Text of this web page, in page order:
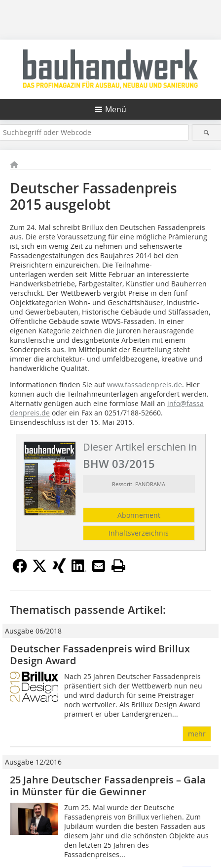
Menü
Deutscher Fassadenpreis
2015 ausgelobt
Zum 24. Mal schreibt Brillux den Deutschen Fassadenpreis
aus. Die erste Voraussetzung für eine mögliche Prämierung
ist, sich ein wenig Zeit zu nehmen und sehenswerte
Fassadengestaltungen des Baujahres 2014 bei den
Preisrichtern einzureichen. Die Teilnahme-
unterlagen werden seit Mitte Februar an interessierte
Handwerksbetriebe, Farbgestalter, Künstler und Bauherren
verschickt. Der Wettbewerb vergibt Preise in den fünf
Objektkategorien Wohn- und Geschäftshäuser, Industrie-
und Gewerbebauten, Historische Gebäude und Stilfassaden,
Öffentliche Gebäude sowie WDVS-Fassaden. In einer
eigenen Kategorie zeichnen die Juroren herausragende
künstlerische und designbetonte Arbeiten mit einem
Sonderpreis aus. Im Mittelpunkt der Beurteilung steht
immer die architektur- und umfeldbezogene, kreative und
handwerkliche Qualität.
Informationen finden Sie aufwww.fassadenpreis.de. Hier
können auch die Teilnahmeunterlagen angefordert werden.
Alternativ genügen auch eine formlose Mail an info@fassa
denpreis.de oder ein Fax an 0251/7188-52660.
Einsendeschluss ist der 15. Mai 2015.
Dieser Artikel erschien in
BHW 03/2015
Ressort: PANORAMA
Abonnement
Inhaltsverzeichnis
Thematisch passende Artikel:
Ausgabe 06/2018
Deutscher Fassadenpreis wird Brillux
Design Award
Nach 25 Jahren Deutscher Fassadenpreis
präsentiert sich der Wettbewerb nun neu
und wird dadurch für seine Preisträger
noch wertvoller. Als Brillux Design Award
prämiert er über Ländergrenzen...
mehr
Ausgabe 12/2016
25 Jahre Deutscher Fassadenpreis – Gala
in Münster für die Gewinner
Zum 25. Mal wurde der Deutsche
Fassadenpreis von Brillux verliehen. Zum
Jubiläum wurden die besten Fassaden aus
diesem Jahr und die schönsten Objekte aus
den letzten 25 Jahren des
Fassadenpreises...